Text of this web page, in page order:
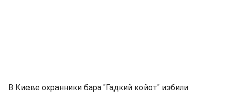
В Киеве охранники бара "Гадкий койот" избили